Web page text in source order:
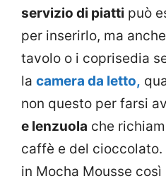
servizio di piatti può
per inserirlo, ma
tavolo o i coprisedia
la camera da letto,
non questo per farsi
e lenzuola che
caffè e del cioccolato.
in Mocha Mousse così